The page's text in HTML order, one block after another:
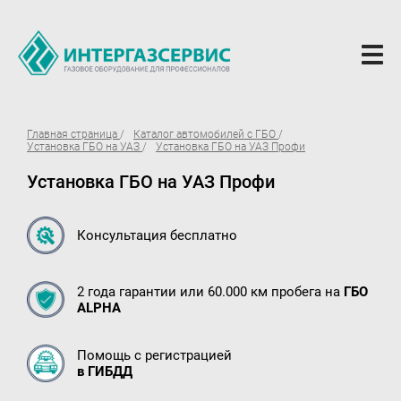
О компании
ГБО Alpha
Вопросы и ответы
Вакансии
Документы компании
Партнёрам
Главная страница
Каталог автомобилей с ГБО
Установка ГБО на УАЗ
Установка ГБО на УАЗ Профи
Установка ГБО на УАЗ Профи
Консультация бесплатно
2 года гарантии или 60.000 км пробега на ГБО
ALPHA
Помощь с регистрацией
в ГИБДД